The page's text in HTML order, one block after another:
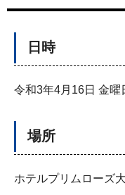
日時
令和3年4月16日 金
場所
ホテルプリムロー